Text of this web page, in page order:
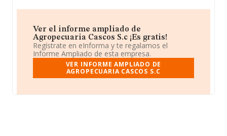
Ver el informe ampliado de
Agropecuaria Cascos S.c ¡Es gratis!
Regístrate en eInforma y te regalamos el
Informe Ampliado de esta empresa.
VER INFORME AMPLIADO DE
AGROPECUARIA CASCOS S.C